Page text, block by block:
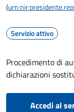
(
Servizio attivo
Procedimento di
dichiarazioni
Accedi al